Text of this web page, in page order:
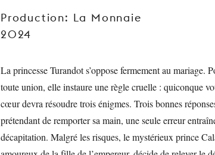
Production: La Monnaie
2024
La princesse Turandot s’oppose fermement au mariage.
toute union, elle instaure une règle cruelle : quiconque
cœur devra résoudre trois énigmes. Trois bonnes
prétendant de remporter sa main, une seule erreur
décapitation. Malgré les risques, le mystérieux prince